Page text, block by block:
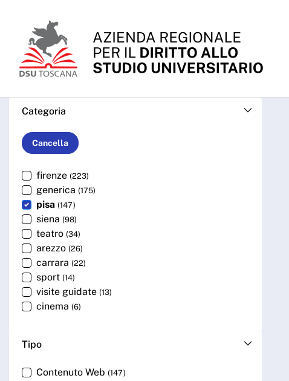
Cerca - ARDSU
Categoria
Cancella
firenze (223)
generica (175)
pisa (147)
siena (98)
teatro (34)
arezzo (26)
carrara (22)
sport (14)
visite guidate (13)
cinema (6)
Tipo
Contenuto Web (147)